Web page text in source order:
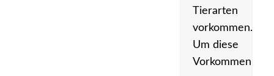
Tierarten
vorkommen.
Um diese
Vorkommen